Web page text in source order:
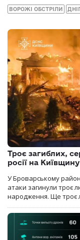
ВОРОЖІ ОБСТРІЛИ
Троє загиблих,
росії на Київщину
У Броварському
атаки загинули троє
народження. Ще троє